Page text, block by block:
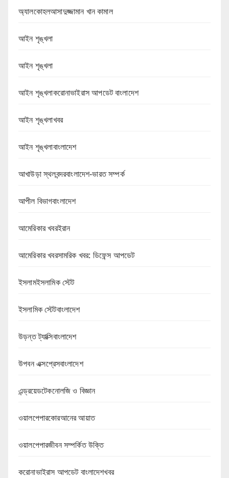
অ্যালকোহলআসাদুজ্জামান খান কামাল
আইন শৃঙ্খলা
আইন শৃঙ্খলা
আইন শৃঙ্খলাকরোনাভাইরাস আপডেট বাংলাদেশ
আইন শৃঙ্খলাখবর
আইন শৃঙ্খলাবাংলাদেশ
আখাউড়া স্থলবন্দরবাংলাদেশ-ভারত সম্পর্ক
আপীল বিভাগবাংলাদেশ
আমেরিকার খবরইরান
আমেরিকার খবরসামরিক খবর: ডিফেন্স আপডেট
ইসলামইসলামিক স্টেট
ইসলামিক স্টেটবাংলাদেশ
উড়ন্ত ট্যাক্সিবাংলাদেশ
উপবন এক্সপ্রেসবাংলাদেশ
এন্ড্রয়েডটেকনোলজি ও বিজ্ঞান
ওয়ালপেপারকোরআনের আয়াত
ওয়ালপেপারজীবন সম্পর্কিত উক্তি
করোনাভাইরাস আপডেট বাংলাদেশখবর